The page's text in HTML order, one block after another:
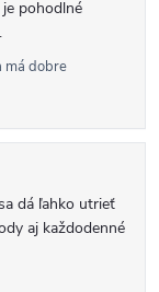
pohodlné
má dobre
dá ľahko utrieť
aj každodenné